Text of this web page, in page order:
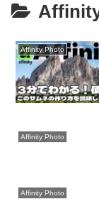
Affinity Photo
Affinity Photo
Affinity Photo